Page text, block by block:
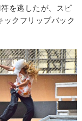
を逃したが、スピ
クフリップバック